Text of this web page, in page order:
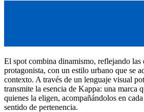
El spot combina dinamismo, reflejando las
protagonista, con un estilo urbano que se
contexto. A través de un lenguaje visual
transmite la esencia de Kappa: una marca
quienes la eligen, acompañándolos en
sentido de pertenencia.